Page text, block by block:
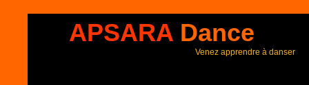
APSARA Dance
Venez apprendre à danser